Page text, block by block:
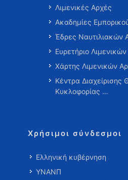
Λιμενικές Αρχές
Ακαδημίες
Έδρες Ναυτιλιακών
Ευρετήριο
Χάρτης Λιμενικών
Κέντρα Διαχείρισης
Κυκλοφορίας …
Χρήσιμοι σύνδεσμοι
Ελληνική κυβέρνηση
ΥΝΑΝΠ